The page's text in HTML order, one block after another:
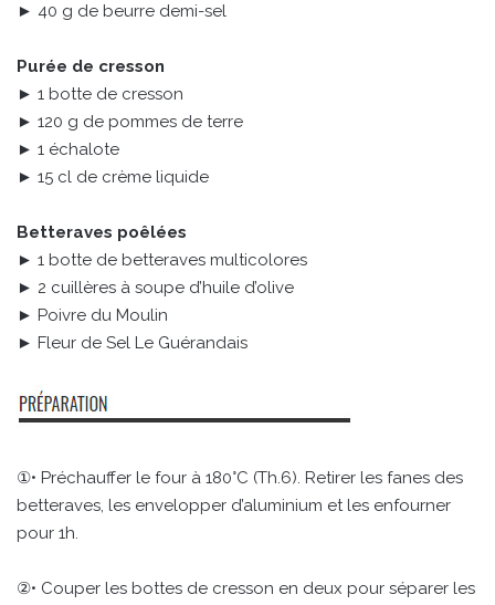
► 40 g de beurre demi-sel
Purée de cresson
► 1 botte de cresson
► 120 g de pommes de terre
► 1 échalote
► 15 cl de crème liquide
Betteraves poêlées
► 1 botte de betteraves multicolores
► 2 cuillères à soupe d’huile d’olive
► Poivre du Moulin
► Fleur de Sel Le Guérandais
①• Préchauffer le four à 180°C (Th.6). Retirer les fanes des
betteraves, les envelopper d’aluminium et les enfourner
pour 1h.
②• Couper les bottes de cresson en deux pour séparer les